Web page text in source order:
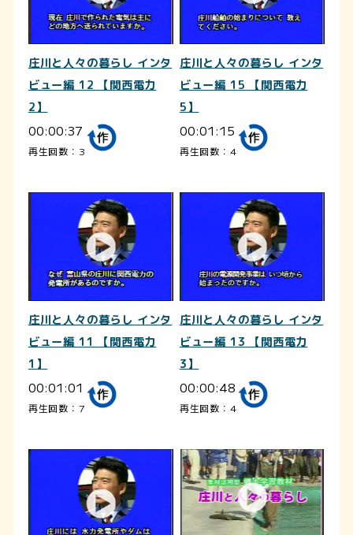
庄川と人々の暮らし インタ
ビュー編 12 【関西電力
2】
00:00:37
再生回数：3
庄川と人々の暮らし インタ
ビュー編 15 【関西電力
5】
00:01:15
再生回数：4
庄川と人々の暮らし インタ
ビュー編 11 【関西電力
1】
00:01:01
再生回数：7
庄川と人々の暮らし インタ
ビュー編 13 【関西電力
3】
00:00:48
再生回数：4